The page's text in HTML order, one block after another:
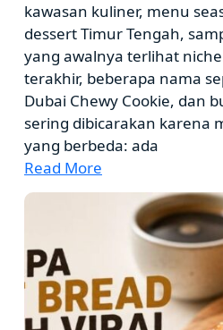
kawasan kuliner, menu
dessert Timur Tengah,
yang awalnya terlihat
terakhir, beberapa nama
Dubai Chewy Cookie, dan
sering dibicarakan karena
yang berbeda: ada
Read More